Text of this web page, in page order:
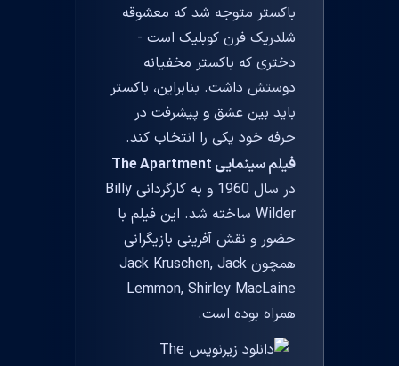
باکستر متوجه شد که معشوقه
شلدریک فرن کوبلیک است -
دختری که باکستر مخفیانه
دوستش داشت. بنابراین، باکستر
باید بین عشق و پیشرفت در
حرفه خود یکی را انتخاب کند.
فیلم سینمایی The Apartment
در سال 1960 و به کارگردانی Billy
Wilder ساخته شد. این فیلم با
حضور و نقش آفرینی بازیگرانی
همچون Jack Kruschen, Jack
Lemmon, Shirley MacLaine
همراه بوده است.